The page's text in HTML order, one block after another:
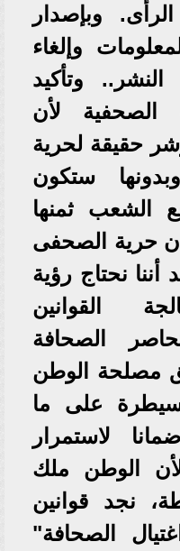
وبإصدار
وإلغاء
وتأكيد
الصحفية لأن
حقيقة لحرية
ستكون
الشعب ثمنها
حرية الصحفى
نحتاج رؤية
القوانين
الصحافة
مصلحة الوطن
على ما
لاستمرار
الوطن ملك
نجد قوانين
الصحافة"